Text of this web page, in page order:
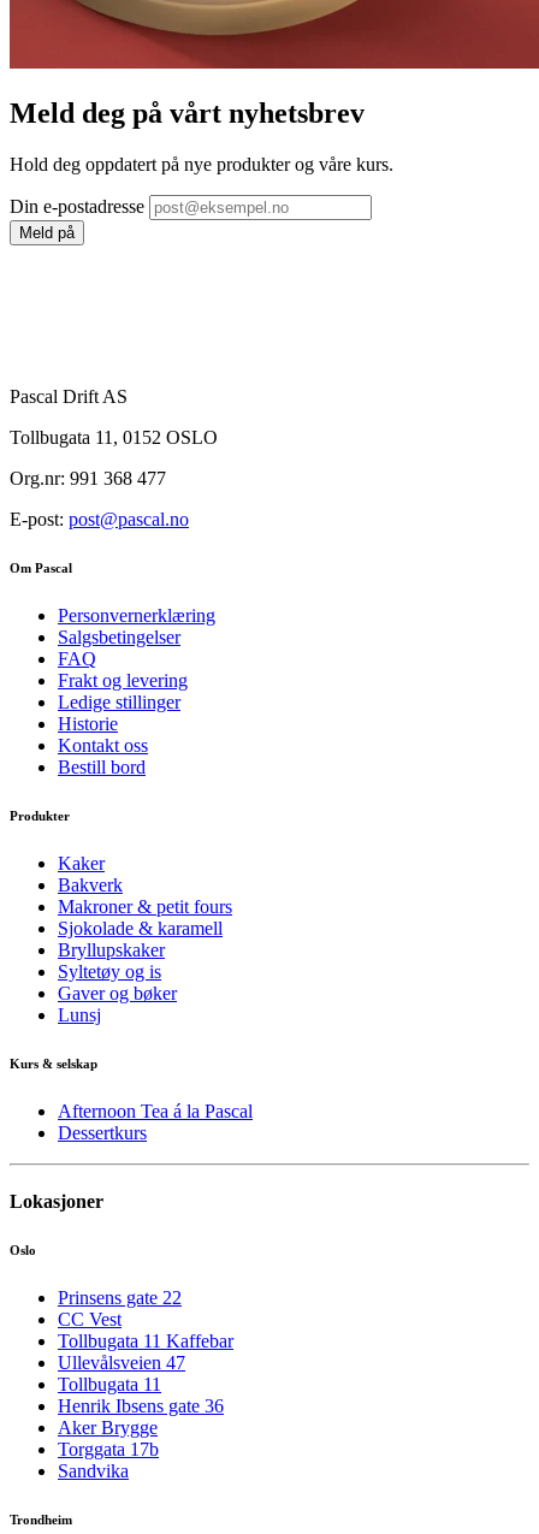
Meld deg på vårt nyhetsbrev
Hold deg oppdatert på nye produkter og våre kurs.
Din e-postadresse
Meld på
Pascal Drift AS
Tollbugata 11, 0152 OSLO
Org.nr: 991 368 477
E-post: post@pascal.no
Om Pascal
Personvernerklæring
Salgsbetingelser
FAQ
Frakt og levering
Ledige stillinger
Historie
Kontakt oss
Bestill bord
Produkter
Kaker
Bakverk
Makroner & petit fours
Sjokolade & karamell
Bryllupskaker
Syltetøy og is
Gaver og bøker
Lunsj
Kurs & selskap
Afternoon Tea á la Pascal
Dessertkurs
Lokasjoner
Oslo
Prinsens gate 22
CC Vest
Tollbugata 11 Kaffebar
Ullevålsveien 47
Tollbugata 11
Henrik Ibsens gate 36
Aker Brygge
Torggata 17b
Sandvika
Trondheim